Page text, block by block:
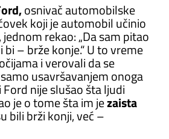
osnivač automobilske
koji je automobil učinio
rekao: „Da sam pitao
– brže konje.“ U to vreme
i verovali da se
usavršavanjem onoga
nije slušao šta ljudi
je o tome šta im jezaista
bili brži konji, već –